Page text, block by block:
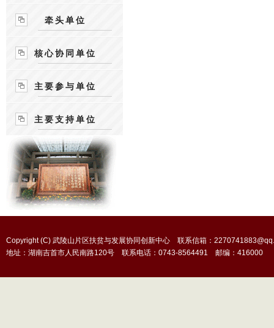
牵头单位
核心协同单位
主要参与单位
主要支持单位
Copyright (C) 武陵山片区扶贫与发展协同创新中心 联系信箱：
地址：湖南吉首市人民南路120号 联系电话：0743-8564491 邮编：416000